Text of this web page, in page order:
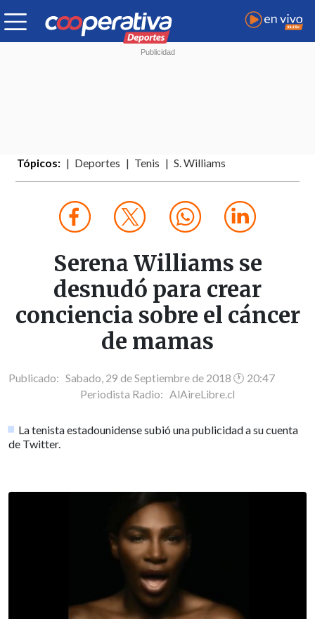
Tópicos: Deportes Tenis S. Williams
Serena Williams se
desnudó para crear
conciencia sobre el cáncer
de mamas
Publicado: Sabado, 29 de Septiembre de 2018 🕐 20:47
Periodista Radio: AlAireLibre.cl
La tenista estadounidense subió una publicidad a su cuenta
de Twitter.